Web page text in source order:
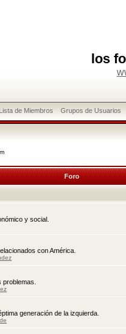
los
Lista de Miembros Grupos de Usuarios
Foro
y social.
con América.
generación de la izquierda.